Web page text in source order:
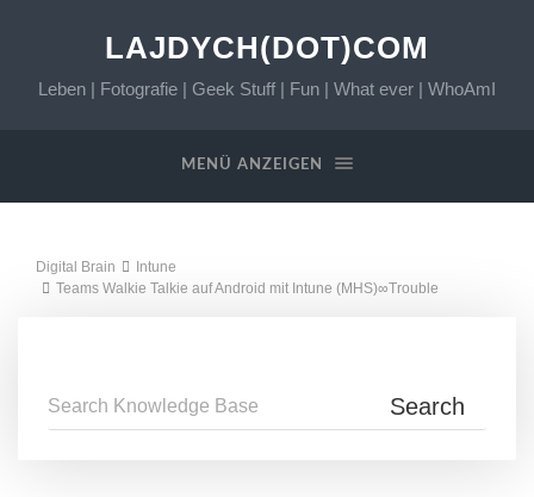
LAJDYCH(DOT)COM
Leben | Fotografie | Geek Stuff | Fun | What ever | WhoAmI
MENÜ ANZEIGEN
Digital Brain
Intune
Teams Walkie Talkie auf Android mit Intune (MHS)∞Trouble